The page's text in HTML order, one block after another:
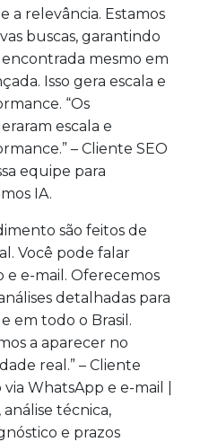
a relevância. Estamos
buscas, garantindo
mesmo em
Isso gera escala e
“Os
escala e
– Cliente SEO
equipe para
IA.
são feitos de
Você pode falar
e e-mail. Oferecemos
detalhadas para
em todo o Brasil.
a aparecer no
real.” – Cliente
WhatsApp e e-mail |
técnica,
e prazos